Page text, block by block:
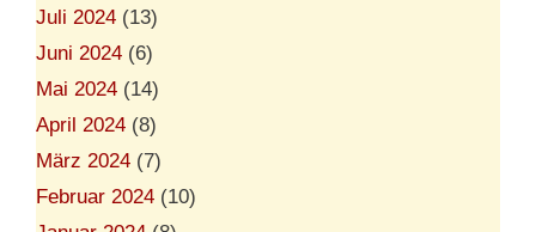
Juli 2024 (13)
Juni 2024 (6)
Mai 2024 (14)
April 2024 (8)
März 2024 (7)
Februar 2024 (10)